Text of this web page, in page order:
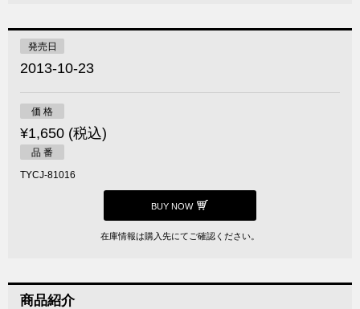
発売日
2013-10-23
価 格
¥1,650 (税込)
品 番
TYCJ-81016
BUY NOW
在庫情報は購入先にてご確認ください。
商品紹介